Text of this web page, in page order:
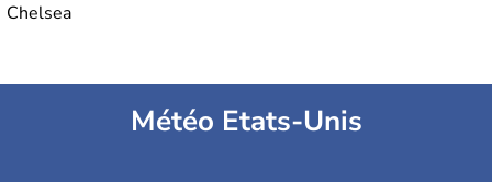
Chelsea
Météo Etats-Unis